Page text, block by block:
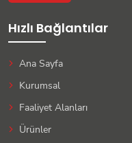
Hızlı Bağlantılar
Ana Sayfa
Kurumsal
Faaliyet Alanları
Ürünler